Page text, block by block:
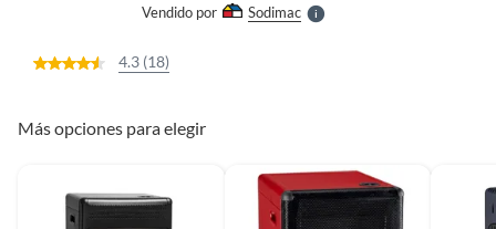
Vendido por SodimacS
4.3 (18)
Más opciones para elegir